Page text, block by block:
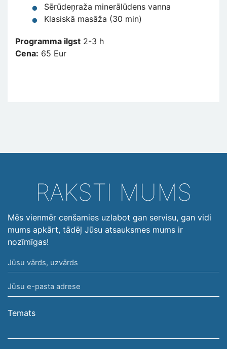
Sērūdeņraža minerālūdens vanna
Klasiskā masāža (30 min)
Programma ilgst 2-3 h
Cena: 65 Eur
RAKSTI MUMS
Mēs vienmēr cenšamies uzlabot gan servisu, gan vidi
mums apkārt, tādēļ Jūsu atsauksmes mums ir
nozīmīgas!
Jūsu
vārds,
uzvārds
Jūsu
e-
pasta
Temats